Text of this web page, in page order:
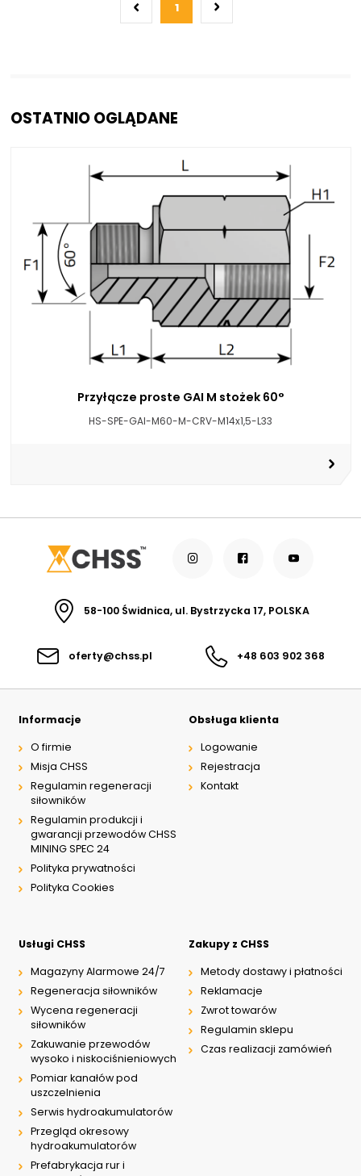
1
OSTATNIO OGLĄDANE
Przyłącze proste GAI M stożek 60°
HS-SPE-GAI-M60-M-CRV-M14x1,5-L33
58-100 Świdnica, ul. Bystrzycka 17, POLSKA
oferty@chss.pl +48 603 902 368
Informacje
O firmie
Misja CHSS
Regulamin regeneracji
siłowników
Regulamin produkcji i
gwarancji przewodów CHSS
MINING SPEC 24
Polityka prywatności
Polityka Cookies
Obsługa klienta
Logowanie
Rejestracja
Kontakt
Usługi CHSS
Magazyny Alarmowe 24/7
Regeneracja siłowników
Wycena regeneracji
siłowników
Zakuwanie przewodów
wysoko i niskociśnieniowych
Pomiar kanałów pod
uszczelnienia
Serwis hydroakumulatorów
Przegląd okresowy
hydroakumulatorów
Prefabrykacja rur i
Zakupy z CHSS
Metody dostawy i płatności
Reklamacje
Zwrot towarów
Regulamin sklepu
Czas realizacji zamówień